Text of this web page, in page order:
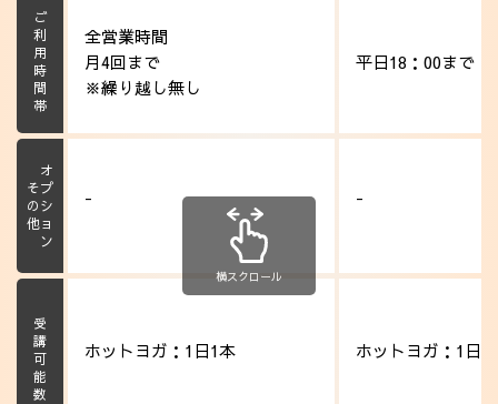
ご利用時間帯
全営業時間
月4回まで
※繰り越し無し
平日18：00まで
オプション
その他 - -
受講可能数 ホットヨガ：1日1本 ホットヨガ：1日1
横スクロール